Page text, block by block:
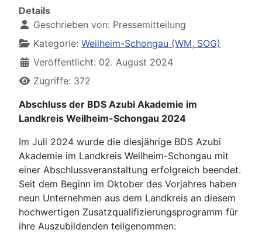
Details
Geschrieben von: Pressemitteilung
Kategorie: Weilheim-Schongau (WM, SOG)
Veröffentlicht: 02. August 2024
Zugriffe: 372
Abschluss der BDS Azubi Akademie im
Landkreis Weilheim-Schongau 2024
Im Juli 2024 wurde die diesjährige BDS Azubi
Akademie im Landkreis Weilheim-Schongau mit
einer Abschlussveranstaltung erfolgreich beendet.
Seit dem Beginn im Oktober des Vorjahres haben
neun Unternehmen aus dem Landkreis an diesem
hochwertigen Zusatzqualifizierungsprogramm für
ihre Auszubildenden teilgenommen: